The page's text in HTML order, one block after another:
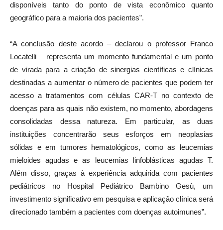
disponíveis tanto do ponto de vista econômico quanto
geográfico para a maioria dos pacientes”.
“A conclusão deste acordo – declarou o professor Franco
Locatelli – representa um momento fundamental e um ponto
de virada para a criação de sinergias científicas e clínicas
destinadas a aumentar o número de pacientes que podem ter
acesso a tratamentos com células CAR-T no contexto de
doenças para as quais não existem, no momento, abordagens
consolidadas dessa natureza. Em particular, as duas
instituições concentrarão seus esforços em neoplasias
sólidas e em tumores hematológicos, como as leucemias
mieloides agudas e as leucemias linfoblásticas agudas T.
Além disso, graças à experiência adquirida com pacientes
pediátricos no Hospital Pediátrico Bambino Gesù, um
investimento significativo em pesquisa e aplicação clínica será
direcionado também a pacientes com doenças autoimunes”.